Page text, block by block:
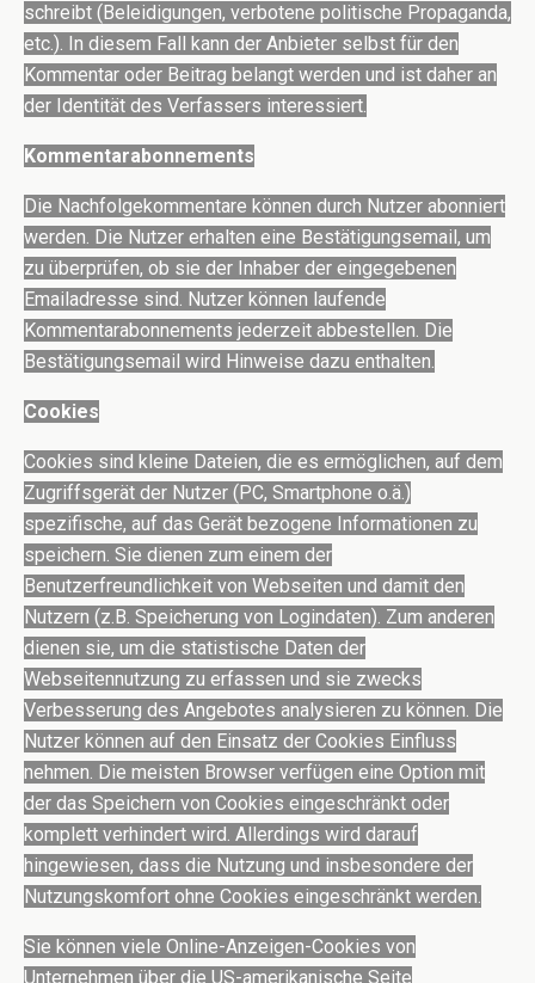
schreibt (Beleidigungen, verbotene politische Propaganda,
etc.). In diesem Fall kann der Anbieter selbst für den
Kommentar oder Beitrag belangt werden und ist daher an
der Identität des Verfassers interessiert.
Kommentarabonnements
Die Nachfolgekommentare können durch Nutzer abonniert
werden. Die Nutzer erhalten eine Bestätigungsemail, um
zu überprüfen, ob sie der Inhaber der eingegebenen
Emailadresse sind. Nutzer können laufende
Kommentarabonnements jederzeit abbestellen. Die
Bestätigungsemail wird Hinweise dazu enthalten.
Cookies
Cookies sind kleine Dateien, die es ermöglichen, auf dem
Zugriffsgerät der Nutzer (PC, Smartphone o.ä.)
spezifische, auf das Gerät bezogene Informationen zu
speichern. Sie dienen zum einem der
Benutzerfreundlichkeit von Webseiten und damit den
Nutzern (z.B. Speicherung von Logindaten). Zum anderen
dienen sie, um die statistische Daten der
Webseitennutzung zu erfassen und sie zwecks
Verbesserung des Angebotes analysieren zu können. Die
Nutzer können auf den Einsatz der Cookies Einfluss
nehmen. Die meisten Browser verfügen eine Option mit
der das Speichern von Cookies eingeschränkt oder
komplett verhindert wird. Allerdings wird darauf
hingewiesen, dass die Nutzung und insbesondere der
Nutzungskomfort ohne Cookies eingeschränkt werden.
Sie können viele Online-Anzeigen-Cookies von
Unternehmen über die US-amerikanische Seite